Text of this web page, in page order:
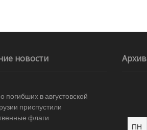
новости
погибших в августовской
приспустили
флаги
Архив
ПН